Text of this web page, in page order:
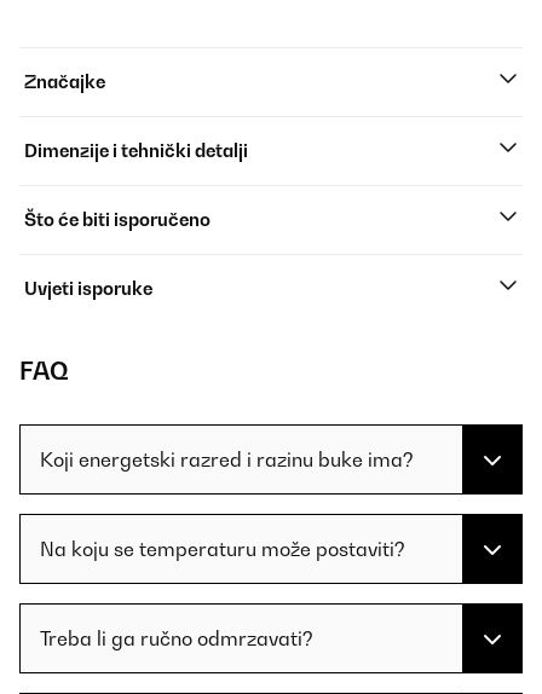
Značajke
Dimenzije i tehnički detalji
Što će biti isporučeno
Uvjeti isporuke
FAQ
Koji energetski razred i razinu buke ima?
Na koju se temperaturu može postaviti?
Treba li ga ručno odmrzavati?